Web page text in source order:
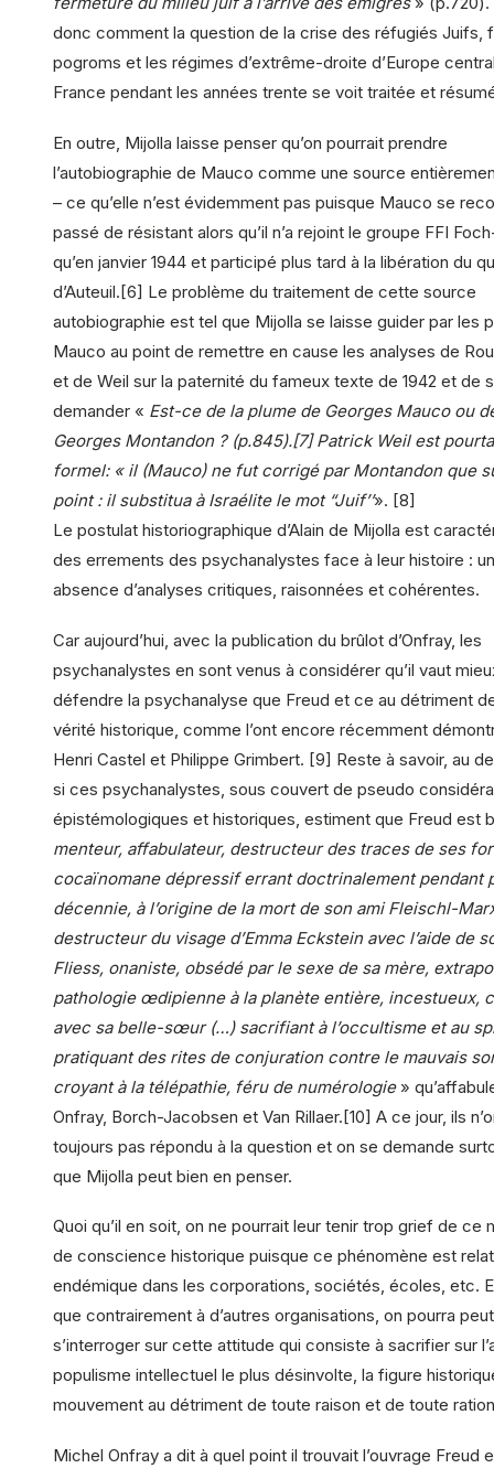
donc comment la question de la crise des réfugiés Juifs,
pogroms et les régimes d’extrême-droite d’Europe
France pendant les années trente se voit traitée et
En outre, Mijolla laisse penser qu’on pourrait prendre
l’autobiographie de Mauco comme une source
– ce qu’elle n’est évidemment pas puisque Mauco se
passé de résistant alors qu’il n’a rejoint le groupe FFI
qu’en janvier 1944 et participé plus tard à la libération du
d’Auteuil.[6] Le problème du traitement de cette source
autobiographie est tel que Mijolla se laisse guider par les
Mauco au point de remettre en cause les analyses de
et de Weil sur la paternité du fameux texte de 1942 et de
demander « Est-ce de la plume de Georges Mauco ou
Georges Montandon ? (p.845).[7] Patrick Weil est
formel: « il (Mauco) ne fut corrigé par Montandon que
point : il substitua à Israélite le mot “Juif’’». [8]
Le postulat historiographique d’Alain de Mijolla est
des errements des psychanalystes face à leur histoire :
absence d’analyses critiques, raisonnées et cohérentes.
Car aujourd’hui, avec la publication du brûlot d’Onfray, les
psychanalystes en sont venus à considérer qu’il vaut
défendre la psychanalyse que Freud et ce au détriment
vérité historique, comme l’ont encore récemment
Henri Castel et Philippe Grimbert. [9] Reste à savoir, au
si ces psychanalystes, sous couvert de pseudo
épistémologiques et historiques, estiment que Freud est
menteur, affabulateur, destructeur des traces de ses
cocaïnomane dépressif errant doctrinalement pendant
décennie, à l’origine de la mort de son ami Fleischl-
destructeur du visage d’Emma Eckstein avec l’aide de
Fliess, onaniste, obsédé par le sexe de sa mère,
pathologie œdipienne à la planète entière, incestueux,
avec sa belle-sœur (…) sacrifiant à l’occultisme et au
pratiquant des rites de conjuration contre le mauvais
croyant à la télépathie, féru de numérologie»
Onfray, Borch-Jacobsen et Van Rillaer.[10] A ce jour, ils
toujours pas répondu à la question et on se demande
que Mijolla peut bien en penser.
Quoi qu’il en soit, on ne pourrait leur tenir trop grief de ce
de conscience historique puisque ce phénomène est
endémique dans les corporations, sociétés, écoles, etc.
que contrairement à d’autres organisations, on pourra
s’interroger sur cette attitude qui consiste à sacrifier sur
populisme intellectuel le plus désinvolte, la figure
mouvement au détriment de toute raison et de toute
Michel Onfray a dit à quel point il trouvait l’ouvrage Freud